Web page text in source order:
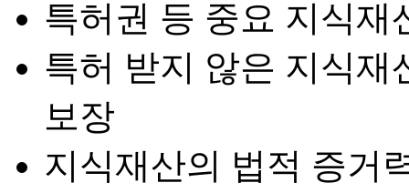
특허권 등 중요 지식재
특허 받지 않은 지식재
보장
지식재산의 법적 증거